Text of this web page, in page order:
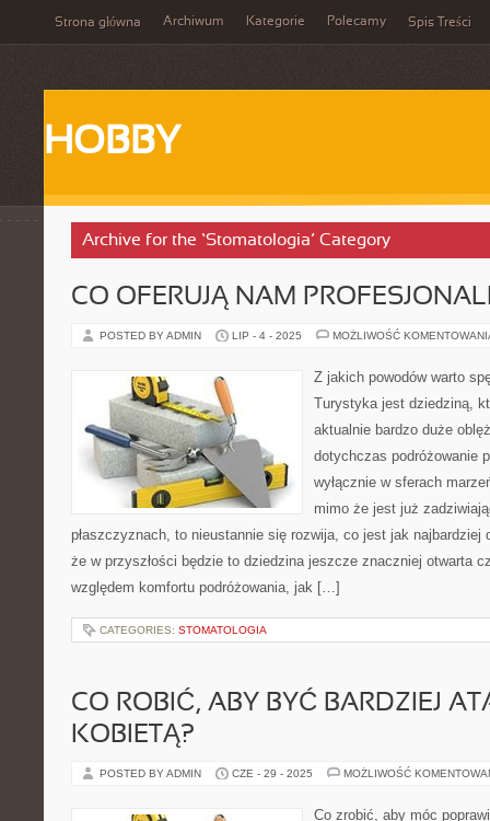
Strona główna Archiwum Kategorie Polecamy Spis Treści
HOBBY
Archive for the ‘Stomatologia’ Category
CO OFERUJĄ NAM
POSTED BY ADMIN LIP - 4 - 2025 MOŻLIWOŚĆ
Z jakich powodów warto
Turystyka jest dziedziną,
aktualnie bardzo duże
dotychczas podróżowanie
wyłącznie w sferach
mimo że jest już
płaszczyznach, to nieustannie się rozwija, co jest jak najbardziej
że w przyszłości będzie to dziedzina jeszcze znaczniej otwarta
względem komfortu podróżowania, jak […]
CATEGORIES: STOMATOLOGIA
CO ROBIĆ, ABY BYĆ BARDZIEJ
KOBIETĄ?
POSTED BY ADMIN CZE - 29 - 2025 MOŻLIWOŚĆ
Co zrobić, aby móc